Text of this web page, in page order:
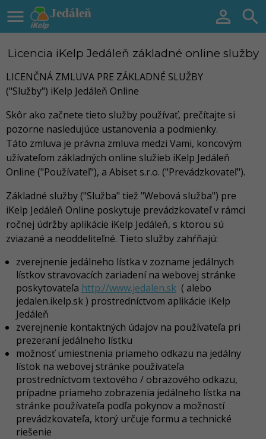
Jedáleň
  
Licencia iKelp Jedáleň základné online služby
LICENČNÁ ZMLUVA PRE ZÁKLADNÉ SLUŽBY
("Služby") iKelp Jedáleň Online
Skôr ako začnete tieto služby používať, prečítajte si
pozorne nasledujúce ustanovenia a podmienky.
Táto zmluva je právna zmluva medzi Vami, koncovým
užívateľom základných online služieb iKelp Jedáleň
Online ("Používateľ"), a Abiset s.r.o. ("Prevádzkovateľ").
Základné služby ("Služba" tiež "Webová služba") pre
iKelp Jedáleň Online poskytuje prevádzkovateľ v rámci
ročnej údržby aplikácie iKelp Jedáleň, s ktorou sú
zviazané a neoddeliteľné. Tieto služby zahŕňajú:
zverejnenie jedálneho lístka v zozname jedálnych
lístkov stravovacích zariadení na webovej stránke
poskytovateľa http://www.jedalen.sk ( alebo
jedalen.ikelp.sk ) prostredníctvom aplikácie iKelp
Jedáleň
zverejnenie kontaktných údajov na používateľa pri
prezeraní jedálneho lístku
možnosť umiestnenia priameho odkazu na jedálny
lístok na webovej stránke používateľa
prostredníctvom textového / obrazového odkazu,
prípadne priameho zobrazenia jedálneho lístka na
stránke používateľa podľa pokynov a možností
prevádzkovateľa, ktorý určuje formu a technické
riešenie